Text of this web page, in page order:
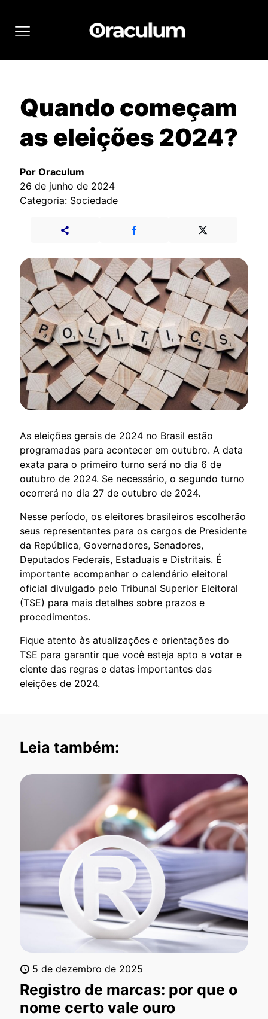
Quando começam
as eleições 2024?
Por Oraculum
26 de junho de 2024
Categoria: Sociedade
As eleições gerais de 2024 no Brasil estão
programadas para acontecer em outubro. A data
exata para o primeiro turno será no dia 6 de
outubro de 2024. Se necessário, o segundo turno
ocorrerá no dia 27 de outubro de 2024.
Nesse período, os eleitores brasileiros escolherão
seus representantes para os cargos de Presidente
da República, Governadores, Senadores,
Deputados Federais, Estaduais e Distritais. É
importante acompanhar o calendário eleitoral
oficial divulgado pelo Tribunal Superior Eleitoral
(TSE) para mais detalhes sobre prazos e
procedimentos.
Fique atento às atualizações e orientações do
TSE para garantir que você esteja apto a votar e
ciente das regras e datas importantes das
eleições de 2024.
Leia também:
5 de dezembro de 2025
Registro de marcas: por que o
nome certo vale ouro